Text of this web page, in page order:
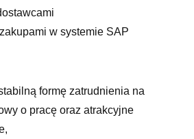
w systemie SAP
stabilną formę zatrudnienia na
o pracę oraz atrakcyjne